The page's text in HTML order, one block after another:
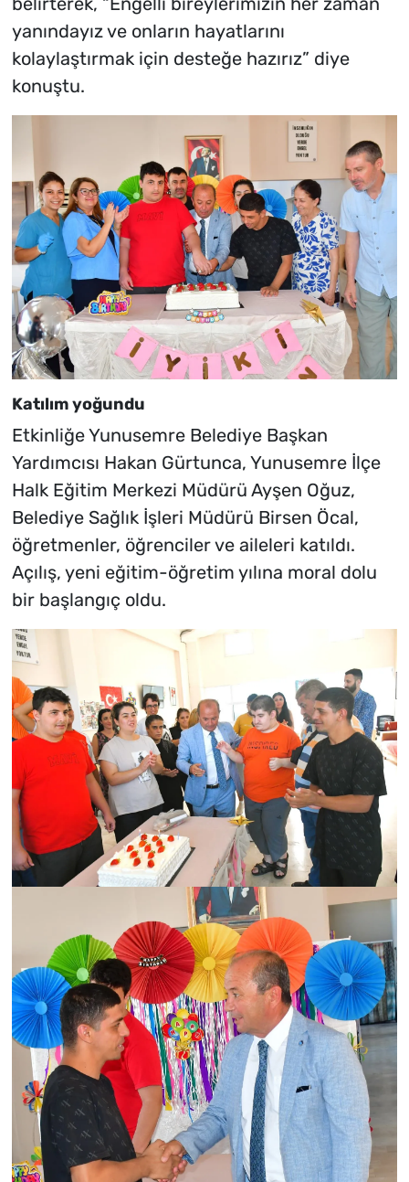
yanındayız ve onların hayatlarını
kolaylaştırmak için desteğe hazırız” diye
konuştu.
Katılım yoğundu
Etkinliğe Yunusemre Belediye Başkan
Yardımcısı Hakan Gürtunca, Yunusemre İlçe
Halk Eğitim Merkezi Müdürü Ayşen Oğuz,
Belediye Sağlık İşleri Müdürü Birsen Öcal,
öğretmenler, öğrenciler ve aileleri katıldı.
Açılış, yeni eğitim-öğretim yılına moral dolu
bir başlangıç oldu.